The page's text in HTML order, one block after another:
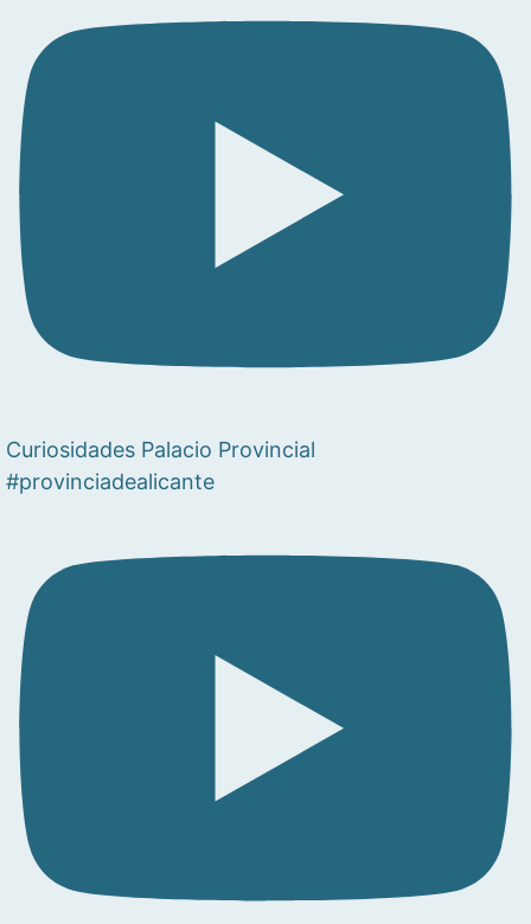
Curiosidades Palacio Provincial
#provinciadealicante